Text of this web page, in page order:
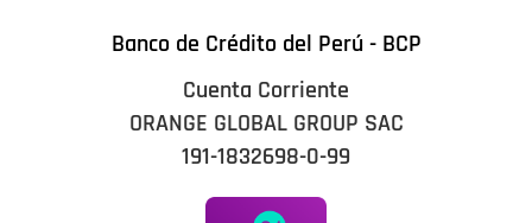
Banco de Crédito del Perú - BCP
Cuenta Corriente
ORANGE GLOBAL GROUP SAC
191-1832698-0-99